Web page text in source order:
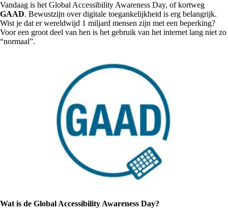
Vandaag is het Global Accessibility Awareness Day, of kortweg
GAAD. Bewustzijn over digitale toegankelijkheid is erg belangrijk.
Wist je dat er wereldwijd 1 miljard mensen zijn met een beperking?
Voor een groot deel van hen is het gebruik van het internet lang niet zo
“normaal”.
Wat is de Global Accessibility Awareness Day?